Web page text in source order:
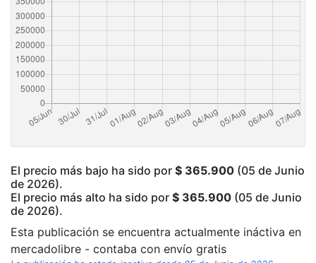
El precio más bajo ha sido por $ 365.900 (05 de Junio
de 2026).
El precio más alto ha sido por $ 365.900 (05 de Junio
de 2026).
Esta publicación se encuentra actualmente ináctiva en
mercadolibre - contaba con envío gratis